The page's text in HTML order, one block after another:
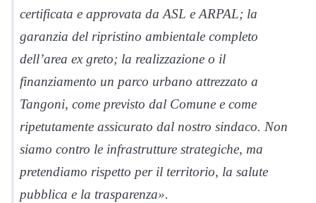
certificata e approvata da ASL e ARPAL; la
garanzia del ripristino ambientale completo
dell’area ex greto; la realizzazione o il
finanziamento un parco urbano attrezzato a
Tangoni, come previsto dal Comune e come
ripetutamente assicurato dal nostro sindaco. Non
siamo contro le infrastrutture strategiche, ma
pretendiamo rispetto per il territorio, la salute
pubblica e la trasparenza».